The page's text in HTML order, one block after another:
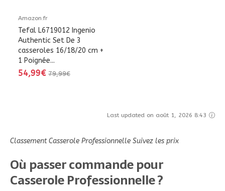
Amazon.fr
Tefal L6719012 Ingenio
Authentic Set De 3
casseroles 16/18/20 cm +
1 Poignée...
54,99€ 79,99€
Last updated on août 1, 2026 8:43
Classement Casserole Professionnelle Suivez les prix
Où passer commande pour
Casserole Professionnelle ?